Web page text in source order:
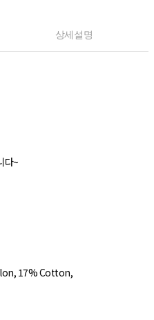
상세설명
다~
17% Cotton,